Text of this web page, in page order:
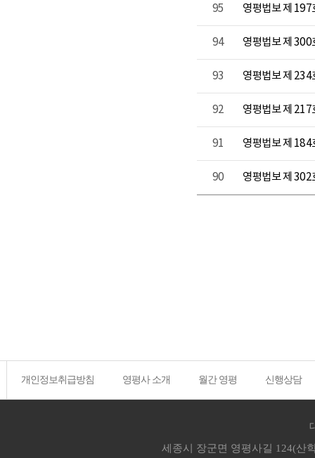
95 영평법보 제
94 영평법보 제
93 영평법보 제
92 영평법보 제
91 영평법보 제
90 영평법보 제
개인정보취급방침 영평사 소개 월간 영평 신행상담
세종시 장군면 영평사길 124(산